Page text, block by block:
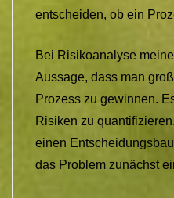
entscheiden, ob ein
Bei Risikoanalyse
Aussage, dass man
Prozess zu gewinnen.
Risiken zu
einen
das Problem zunächst